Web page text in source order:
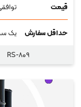
قیمت
حداقل سفارش
یک
RS-۸۰۹